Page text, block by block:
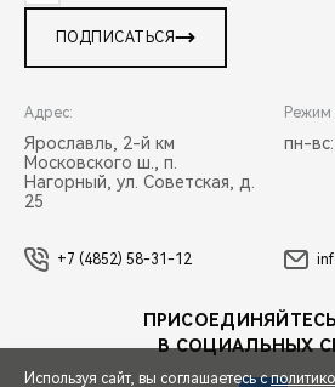
ПОДПИСАТЬСЯ
Адрес:
Ярославль, 2-й км
Московского ш., п.
Нагорный, ул. Советская, д.
25
Режим
пн-
+7 (4852) 58-31-12
В СОЦИАЛЬНЫХ
Используя сайт, вы соглашаетесь с